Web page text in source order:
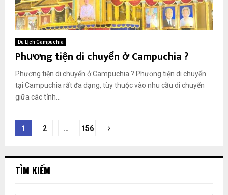
Du Lịch Campuchia
Phương tiện di chuyển ở Campuchia ?
Phương tiện di chuyển ở Campuchia ? Phương tiện di chuyển
tại Campuchia rất đa dạng, tùy thuộc vào nhu cầu di chuyển
giữa các tỉnh...
Phân
bài
1 2 … 156
TÌM KIẾM